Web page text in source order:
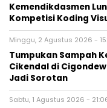
Kemendikdasmen
Kompetisi Koding
Minggu, 2 Agustus 2026 -
Tumpukan Sampah
Cikendal di
Jadi Sorotan
Sabtu, 1 Agustus 2026 -